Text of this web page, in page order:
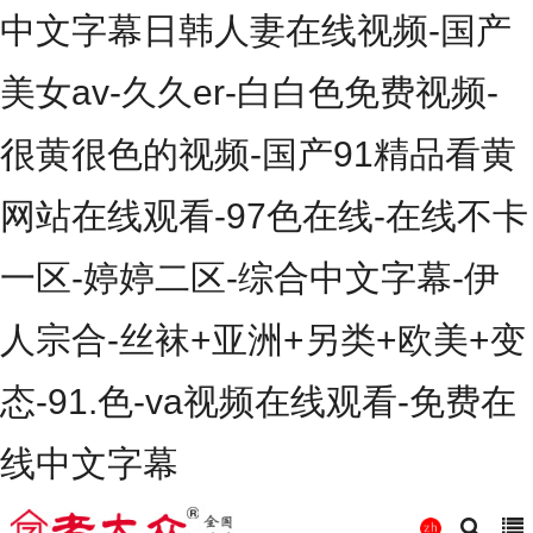
中文字幕日韩人妻在线视频-国产
美女av-久久er-白白色免费视频-
很黄很色的视频-国产91精品看黄
网站在线观看-97色在线-在线不卡
一区-婷婷二区-综合中文字幕-伊
人宗合-丝袜+亚洲+另类+欧美+变
态-91.色-va视频在线观看-免费在
线中文字幕